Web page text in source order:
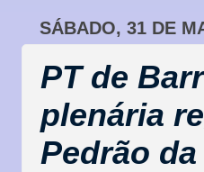
SÁBADO, 31 DE
PT de
plenária
Pedrão